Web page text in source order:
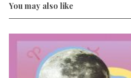
You may also like